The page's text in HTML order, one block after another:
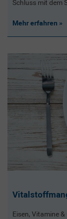
Schluss mit dem
Mehr erfahren
Eisen, Vitamine